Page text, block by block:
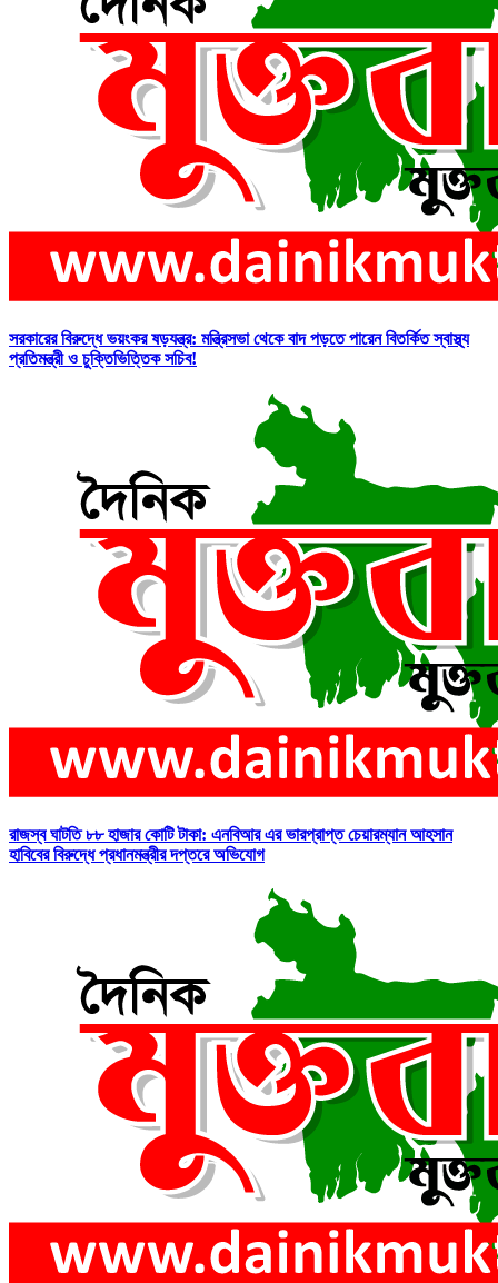
সরকারের বিরুদ্ধে ভয়ংকর ষড়যন্ত্র: মন্ত্রিসভা থেকে বাদ পড়তে পারেন বিতর্কিত স্বাস্থ্য
প্রতিমন্ত্রী ও চুক্তিভিত্তিক সচিব!
রাজস্ব ঘাটতি ৮৮ হাজার কোটি টাকা: এনবিআর এর ভারপ্রাপ্ত চেয়ারম্যান আহসান
হাবিবের বিরুদ্ধে প্রধানমন্ত্রীর দপ্তরে অভিযোগ